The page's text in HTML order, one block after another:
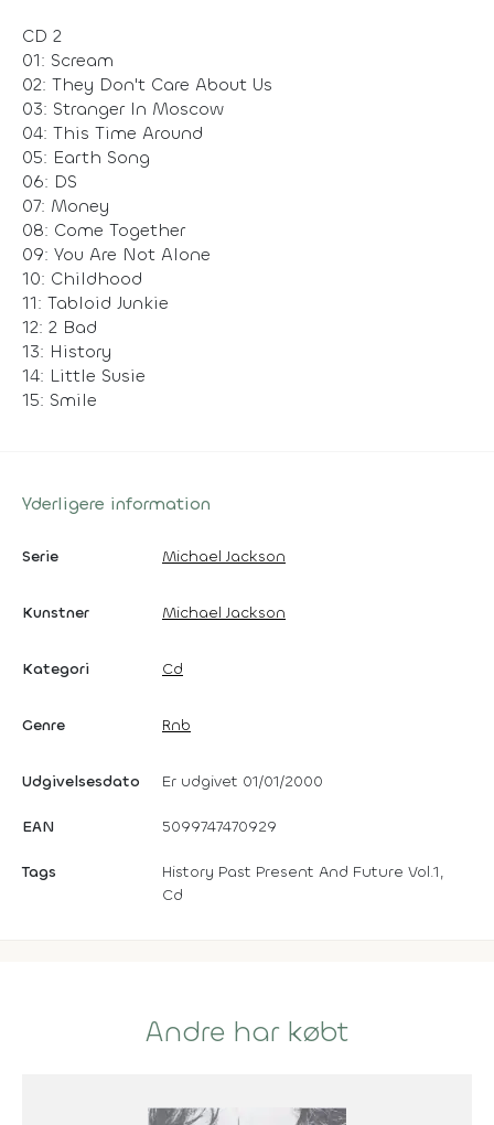
CD 2
01: Scream
02: They Don't Care About Us
03: Stranger In Moscow
04: This Time Around
05: Earth Song
06: DS
07: Money
08: Come Together
09: You Are Not Alone
10: Childhood
11: Tabloid Junkie
12: 2 Bad
13: History
14: Little Susie
15: Smile
Yderligere information
Serie Michael Jackson
Kunstner Michael Jackson
Kategori Cd
Genre Rnb
Udgivelsesdato Er udgivet 01/01/2000
EAN 5099747470929
Tags
History Past Present And Future Vol.1,
Cd
Andre har købt